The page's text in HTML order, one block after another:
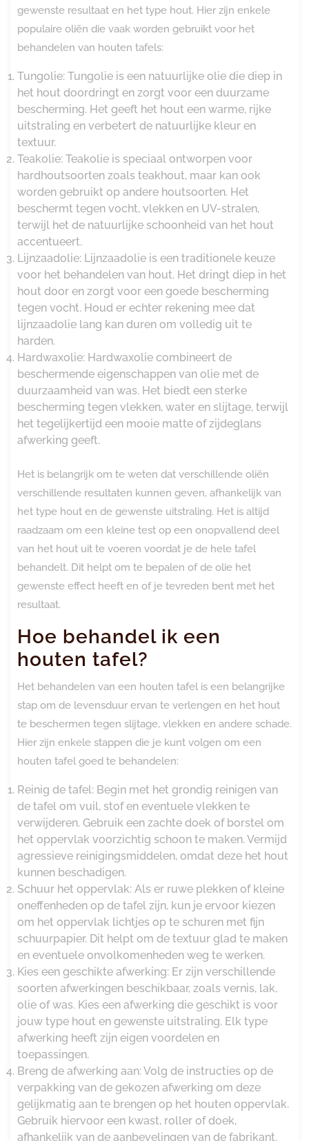
gewenste resultaat en het type hout. Hier zijn enkele
populaire oliën die vaak worden gebruikt voor het
behandelen van houten tafels:
Tungolie: Tungolie is een natuurlijke olie die diep in
het hout doordringt en zorgt voor een duurzame
bescherming. Het geeft het hout een warme, rijke
uitstraling en verbetert de natuurlijke kleur en
textuur.
Teakolie: Teakolie is speciaal ontworpen voor
hardhoutsoorten zoals teakhout, maar kan ook
worden gebruikt op andere houtsoorten. Het
beschermt tegen vocht, vlekken en UV-stralen,
terwijl het de natuurlijke schoonheid van het hout
accentueert.
Lijnzaadolie: Lijnzaadolie is een traditionele keuze
voor het behandelen van hout. Het dringt diep in het
hout door en zorgt voor een goede bescherming
tegen vocht. Houd er echter rekening mee dat
lijnzaadolie lang kan duren om volledig uit te
harden.
Hardwaxolie: Hardwaxolie combineert de
beschermende eigenschappen van olie met de
duurzaamheid van was. Het biedt een sterke
bescherming tegen vlekken, water en slijtage, terwijl
het tegelijkertijd een mooie matte of zijdeglans
afwerking geeft.
Het is belangrijk om te weten dat verschillende oliën
verschillende resultaten kunnen geven, afhankelijk van
het type hout en de gewenste uitstraling. Het is altijd
raadzaam om een kleine test op een onopvallend deel
van het hout uit te voeren voordat je de hele tafel
behandelt. Dit helpt om te bepalen of de olie het
gewenste effect heeft en of je tevreden bent met het
resultaat.
Hoe behandel ik een
houten tafel?
Het behandelen van een houten tafel is een belangrijke
stap om de levensduur ervan te verlengen en het hout
te beschermen tegen slijtage, vlekken en andere schade.
Hier zijn enkele stappen die je kunt volgen om een
houten tafel goed te behandelen:
Reinig de tafel: Begin met het grondig reinigen van
de tafel om vuil, stof en eventuele vlekken te
verwijderen. Gebruik een zachte doek of borstel om
het oppervlak voorzichtig schoon te maken. Vermijd
agressieve reinigingsmiddelen, omdat deze het hout
kunnen beschadigen.
Schuur het oppervlak: Als er ruwe plekken of kleine
oneffenheden op de tafel zijn, kun je ervoor kiezen
om het oppervlak lichtjes op te schuren met fijn
schuurpapier. Dit helpt om de textuur glad te maken
en eventuele onvolkomenheden weg te werken.
Kies een geschikte afwerking: Er zijn verschillende
soorten afwerkingen beschikbaar, zoals vernis, lak,
olie of was. Kies een afwerking die geschikt is voor
jouw type hout en gewenste uitstraling. Elk type
afwerking heeft zijn eigen voordelen en
toepassingen.
Breng de afwerking aan: Volg de instructies op de
verpakking van de gekozen afwerking om deze
gelijkmatig aan te brengen op het houten oppervlak.
Gebruik hiervoor een kwast, roller of doek,
afhankelijk van de aanbevelingen van de fabrikant.